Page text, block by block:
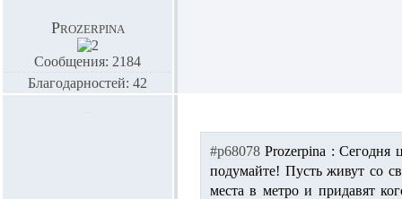
Prozerpina
Сообщения: 2184
Благодарностей: 42
#p68078 Prozerpina : Сегодня
подумайте! Пусть живут со
места в метро и придавят